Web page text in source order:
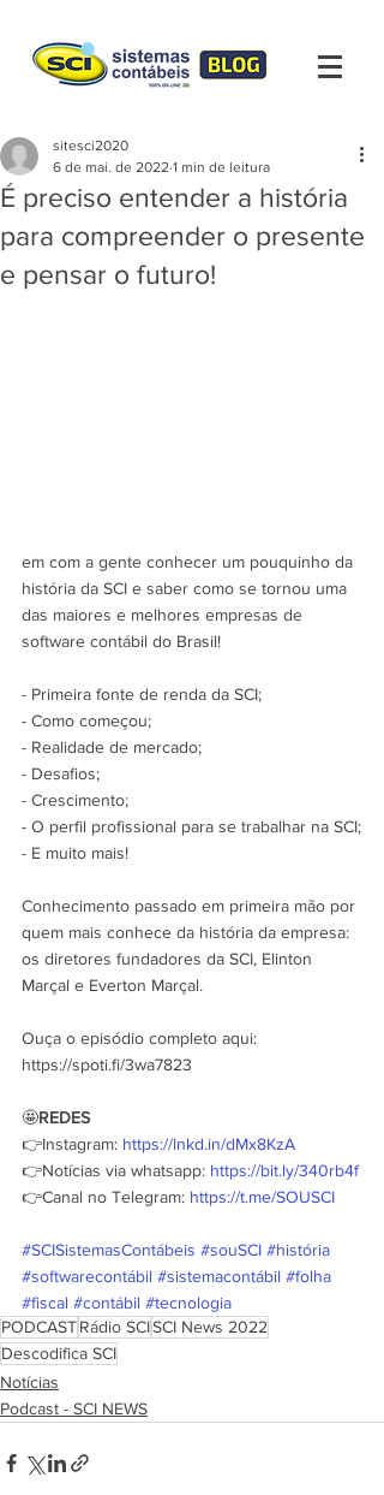
É preciso entender a história
para compreender o presente
e pensar o futuro!
sitesci2020
6 de mai. de 2022 1 min de leitura
em com a gente conhecer um pouquinho da
história da SCI e saber como se tornou uma
das maiores e melhores empresas de
software contábil do Brasil!
- Primeira fonte de renda da SCI;
- Como começou;
- Realidade de mercado;
- Desafios;
- Crescimento;
- O perfil profissional para se trabalhar na SCI;
- E muito mais!
Conhecimento passado em primeira mão por
quem mais conhece da história da empresa:
os diretores fundadores da SCI, Elinton
Marçal e Everton Marçal.
Ouça o episódio completo aqui:
https://spoti.fi/3wa7823
🤩REDES
👉Instagram: https://lnkd.in/dMx8KzA
👉Notícias via whatsapp: https://bit.ly/340rb4f
👉Canal no Telegram: https://t.me/SOUSCI
#SCISistemasContábeis #souSCI #história
#softwarecontábil #sistemacontábil #folha
#fiscal #contábil #tecnologia
PODCASTRádio SCISCI News 2022
Descodifica SCI
Notícias
Podcast - SCI NEWS